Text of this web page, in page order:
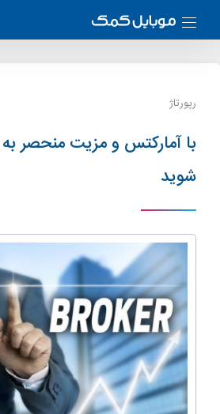
رپورتاژ
با آمارکتس و مزیت منحصر
شوید